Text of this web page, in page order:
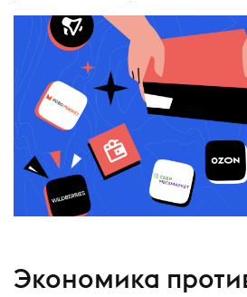
Экономика